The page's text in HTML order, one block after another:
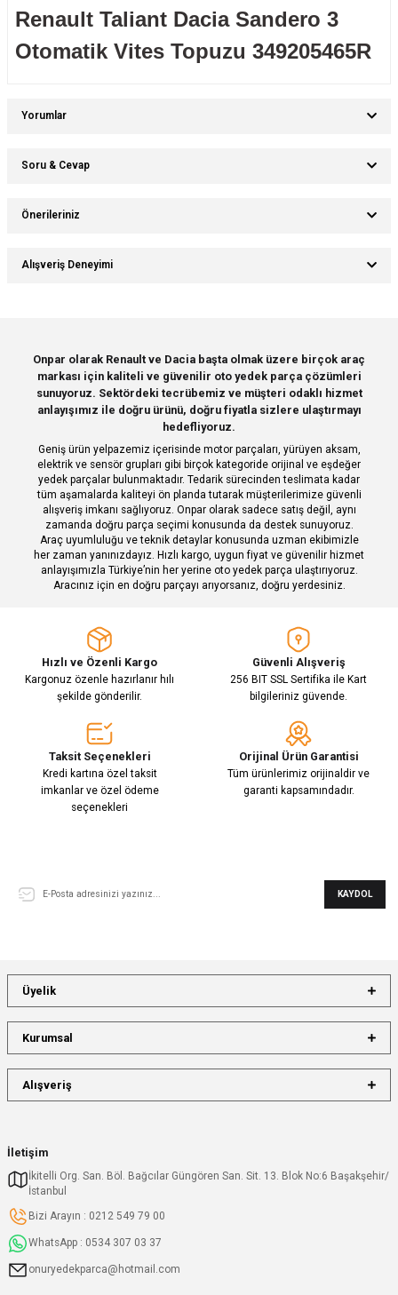
Renault Taliant Dacia Sandero 3
Otomatik Vites Topuzu 349205465R
Yorumlar
Soru & Cevap
Önerileriniz
Bu ürünün fiyat bilgisi, resim, ürün açıklamalarında ve diğer konularda
yetersiz gördüğünüz noktaları öneri formunu kullanarak tarafımıza
Ürün resmi kalitesiz, bozuk veya görüntülenemiyor.
Ürün açıklamasında eksik bilgiler bulunuyor.
Ürün bilgilerinde hatalar bulunuyor.
Ürün fiyatı diğer sitelerden daha pahalı.
Bu ürüne benzer farklı alternatifler olmalı.
Gönder
Alışveriş Deneyimi
Deneyimini Paylaş
Onpar olarak Renault ve Dacia başta olmak üzere birçok araç
markası için kaliteli ve güvenilir oto yedek parça çözümleri
sunuyoruz. Sektördeki tecrübemiz ve müşteri odaklı hizmet
anlayışımız ile doğru ürünü, doğru fiyatla sizlere ulaştırmayı
hedefliyoruz.
Geniş ürün yelpazemiz içerisinde motor parçaları, yürüyen aksam,
elektrik ve sensör grupları gibi birçok kategoride orijinal ve eşdeğer
yedek parçalar bulunmaktadır. Tedarik sürecinden teslimata kadar
tüm aşamalarda kaliteyi ön planda tutarak müşterilerimize güvenli
alışveriş imkanı sağlıyoruz. Onpar olarak sadece satış değil, aynı
zamanda doğru parça seçimi konusunda da destek sunuyoruz.
Araç uyumluluğu ve teknik detaylar konusunda uzman ekibimizle
her zaman yanınızdayız. Hızlı kargo, uygun fiyat ve güvenilir hizmet
anlayışımızla Türkiye’nin her yerine oto yedek parça ulaştırıyoruz.
Aracınız için en doğru parçayı arıyorsanız, doğru yerdesiniz.
Hızlı ve Özenli Kargo
Kargonuz özenle hazırlanır hılı
şekilde gönderilir.
Güvenli Alışveriş
256 BIT SSL Sertifika ile Kart
bilgileriniz güvende.
Taksit Seçenekleri
Kredi kartına özel taksit
imkanlar ve özel ödeme
seçenekleri
Orijinal Ürün Garantisi
Tüm ürünlerimiz orijinaldir ve
garanti kapsamındadır.
KAYDOL
İletişim
İkitelli Org. San. Böl. Bağcılar Güngören San. Sit. 13. Blok No:6 Başakşehir/
İstanbul
Bizi Arayın : 0212 549 79 00
WhatsApp : 0534 307 03 37
onuryedekparca@hotmail.com
Üyelik
Kurumsal
Alışveriş